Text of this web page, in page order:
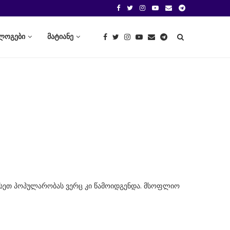
მატიანე
პოპულარობას ვერც კი წამოიდგენდა. მსოფლიო